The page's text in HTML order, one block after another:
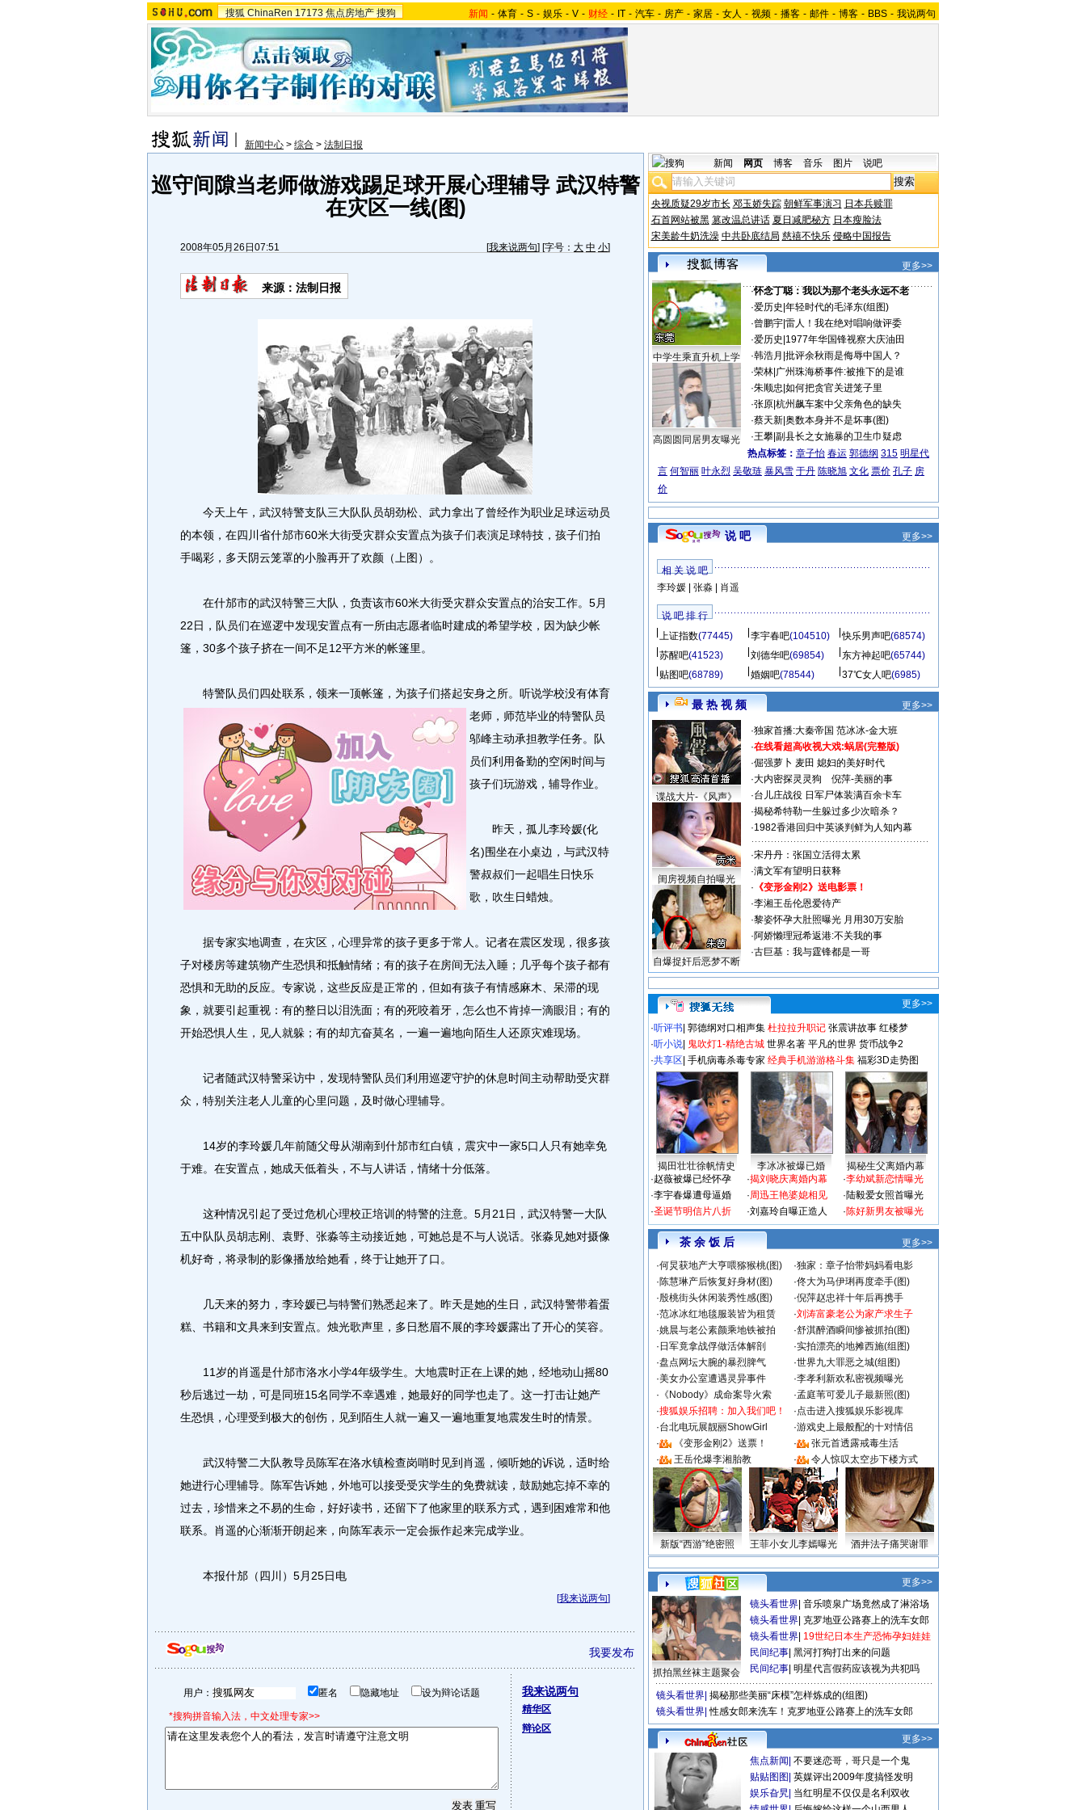
搜狐 ChinaRen 17173 焦点房地产 搜狗 新闻 - 体育 - S - 娱乐 - V - 财经 - IT - 汽车 - 房产 - 家居 - 女人 - 视频 - 播客 - 邮件 - 博客 - BBS - 我说两句
新闻中心 > 综合 > 法制日报
巡守间隙当老师做游戏踢足球开展心理辅导 武汉特警
在灾区一线(图)
2008年05月26日07:51 [我来说两句] [字号： 大 中 小]
来源：法制日报
今天上午，武汉特警支队三大队队员胡劲松、武力拿出了曾经作为职业足球运动员
的本领，在四川省什邡市60米大街受灾群众安置点为孩子们表演足球特技，孩子们拍
手喝彩，多天阴云笼罩的小脸再开了欢颜（上图）。
在什邡市的武汉特警三大队，负责该市60米大街受灾群众安置点的治安工作。5月
22日，队员们在巡逻中发现安置点有一所由志愿者临时建成的希望学校，因为缺少帐
篷，30多个孩子挤在一间不足12平方米的帐篷里。
特警队员们四处联系，领来一顶帐篷，为孩子们搭起安身之所。 听说学校没有体育
老师，师范毕业的特警队员
邬峰主动承担教学任务。队
员们利用备勤的空闲时间与
孩子们玩游戏，辅导作业。
昨天，孤儿李玲媛(化
名)围坐在小桌边，与武汉特
警叔叔们一起唱生日快乐
歌，吹生日蜡烛。
据专家实地调查，在灾区，心理异常的孩子更多于常人。记者在震区发现，很多孩
子对楼房等建筑物产生恐惧和抵触情绪；有的孩子在房间无法入睡；几乎每个孩子都有
恐惧和无助的反应。专家说，这些反应是正常的，但如有孩子有情感麻木、呆滞的现
象，就要引起重视：有的整日以泪洗面；有的死咬着牙，怎么也不肯掉一滴眼泪；有的
开始恐惧人生，见人就躲；有的却亢奋莫名，一遍一遍地向陌生人还原灾难现场。
记者随武汉特警采访中，发现特警队员们利用巡逻守护的休息时间主动帮助受灾群
众，特别关注老人儿童的心里问题，及时做心理辅导。
14岁的李玲媛几年前随父母从湖南到什邡市红白镇，震灾中一家5口人只有她幸免
于难。在安置点，她成天低着头，不与人讲话，情绪十分低落。
这种情况引起了受过危机心理校正培训的特警的注意。5月21日，武汉特警一大队
五中队队员胡志刚、袁野、张淼等主动接近她，可她总是不与人说话。张淼见她对摄像
机好奇，将录制的影像播放给她看，终于让她开了口。
几天来的努力，李玲媛已与特警们熟悉起来了。昨天是她的生日，武汉特警带着蛋
糕、书籍和文具来到安置点。烛光歌声里，多日愁眉不展的李玲媛露出了开心的笑容。
11岁的肖遥是什邡市洛水小学4年级学生。大地震时正在上课的她，经地动山摇80
秒后逃过一劫，可是同班15名同学不幸遇难，她最好的同学也走了。这一打击让她产
生恐惧，心理受到极大的创伤，见到陌生人就一遍又一遍地重复地震发生时的情景。
武汉特警二大队教导员陈军在洛水镇检查岗哨时见到肖遥，倾听她的诉说，适时给
她进行心理辅导。陈军告诉她，外地可以接受受灾学生的免费就读，鼓励她忘掉不幸的
过去，珍惜来之不易的生命，好好读书，还留下了他家里的联系方式，遇到困难常和他
联系。肖遥的心渐渐开朗起来，向陈军表示一定会振作起来完成学业。
本报什邡（四川）5月25日电
[我来说两句]
我要发布
用户： 匿名 隐藏地址 设为辩论话题
*搜狗拼音输入法，中文处理专家>>
我来说两句
精华区
辩论区
新闻 网页 博客 音乐 图片 说吧
央视质疑29岁市长 邓玉娇失踪 朝鲜军事演习 日本兵赎罪
石首网站被黑 篡改温总讲话 夏日减肥秘方 日本瘦脸法
宋美龄牛奶洗澡 中共卧底结局 慈禧不快乐 侵略中国报告
更多>>
中学生乘直升机上学
高圆圆同居男友曝光
·怀念丁聪：我以为那个老头永远不老
·爱历史 年轻时代的毛泽东(组图)
·曾鹏宇| 雷人！我在绝对唱响做评委
·爱历史 1977年华国锋视察大庆油田
·韩浩月 批评余秋雨是侮辱中国人？
·荣林| 广州珠海桥事件:被推下的是谁
·朱顺忠 如何把贪官关进笼子里
·张原| 杭州飙车案中父亲角色的缺失
·蔡天新| 奥数本身并不是坏事(图)
·王攀| 副县长之女施暴的卫生巾疑虑
热点标签： 章子怡 春运 郭德纲 315 明星代
言 何智丽 叶永烈 吴敬琏 暴风雪 于丹 陈晓旭 文化 票价 孔子 房
价
说 吧 更多>>
相 关 说 吧
李玲媛| 张淼| 肖遥
说 吧 排 行
上证指数(77445) 李宇春吧(104510) 快乐男声吧(68574)
苏醒吧(41523) 刘德华吧(69854) 东方神起吧(65744)
贴图吧(68789) 婚姻吧(78544) 37℃女人吧(6985)
最 热 视 频 更多>>
谍战大片-《风声》
闺房视频自拍曝光
自爆捉奸后恶梦不断
·独家首播:大秦帝国 范冰冰-金大班
·在线看超高收视大戏:蜗居(完整版)
·倔强萝卜 麦田 媳妇的美好时代
·大内密探灵灵狗
倪萍-美丽的事
·台儿庄战役 日军尸体装满百余卡车
·揭秘希特勒一生躲过多少次暗杀？
·1982香港回归中英谈判鲜为人知内幕
·宋丹丹：张国立活得太累
·满文军有望明日获释
· 《变形金刚2》送电影票！
·李湘王岳伦恩爱待产
·黎姿怀孕大肚照曝光 月用30万安胎
·阿娇懒理冠希返港:不关我的事
·古巨基：我与霆锋都是一哥
更多>>
·听评书 郭德纲对口相声集 杜拉拉升职记 张震讲故事 红楼梦
·听小说 鬼吹灯1-精绝古城 世界名著 平凡的世界 货币战争2
·共享区 手机病毒杀毒专家 经典手机游游格斗集 福彩3D走势图
揭田壮壮徐帆情史 李冰冰被爆已婚
揭秘生父离婚内幕
·赵薇被爆已经怀孕
·李宇春爆遭母逼婚
·圣诞节明信片八折
·揭刘晓庆离婚内幕
·周迅王艳婆媳相见
·刘嘉玲自曝正造人
·李幼斌新恋情曝光
·陆毅爱女照首曝光
·陈好新男友被曝光
茶 余 饭 后
更多>>
·何炅获地产大亨喂猕猴桃(图) ·独家：章子怡带妈妈看电影
·陈慧琳产后恢复好身材(图) ·佟大为马伊琍再度牵手(图)
·殷桃街头休闲装秀性感(图) ·倪萍赵忠祥十年后再携手
·范冰冰红地毯服装皆为租赁 ·刘涛富豪老公为家产求生子
·姚晨与老公素颜乘地铁被拍 ·舒淇醉酒瞬间惨被抓拍(图)
· 日军竟拿战俘做活体解剖 ·实拍漂亮的地摊西施(组图)
·盘点网坛大腕的暴烈脾气 ·世界九大罪恶之城(组图)
·美女办公室遭遇灵异事件 ·李孝利新欢私密视频曝光
· 《Nobody》成命案导火索 ·孟庭苇可爱儿子最新照(图)
·搜狐娱乐招聘：加入我们吧！ ·点击进入搜狐娱乐影视库
·台北电玩展靓丽ShowGirl ·游戏史上最般配的十对情侣
·
《变形金刚2》送票！ ·
张元首透露戒毒生活
·
王岳伦爆李湘胎教 · 令人惊叹太空步下楼方式
新版“西游”绝密照 王菲小女儿李嫣曝光 酒井法子痛哭谢罪
更多>>
抓拍黑丝袜主题聚会
镜头看世界 音乐喷泉广场竟然成了淋浴场
镜头看世界 克罗地亚公路赛上的洗车女郎
镜头看世界 19世纪日本生产恐怖孕妇娃娃
民间纪事 黑河打狗打出来的问题
民间纪事 明星代言假药应该视为共犯吗
镜头看世界 揭秘那些美丽“床模”怎样炼成的(组图)
镜头看世界 性感女郎来洗车！克罗地亚公路赛上的洗车女郎
更多>>
焦点新闻 不要迷恋哥，哥只是一个鬼
贴贴图图 英媒评出2009年度搞怪发明
娱乐旮旯 当红明星不仅仅是名利双收